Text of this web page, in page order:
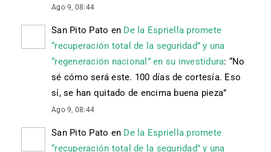
Ago 9, 08:44
San Pito Pato en De la Espriella promete
“recuperación total de la seguridad” y una
“regeneración nacional” en su investidura: “No
sé cómo será este. 100 días de cortesía. Eso
sí, se han quitado de encima buena pieza”
Ago 9, 08:44
San Pito Pato en De la Espriella promete
“recuperación total de la seguridad” y una